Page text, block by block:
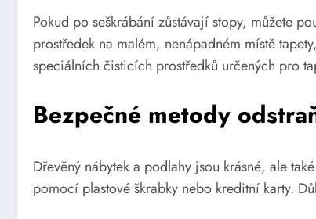
Pokud po seškrábání zůstávají stopy, můžete
prostředek na malém, nenápadném místě
speciálních čisticích prostředků určených pro
Bezpečné metody
Dřevěný nábytek a podlahy jsou krásné, ale
pomocí plastové škrabky nebo kreditní karty.